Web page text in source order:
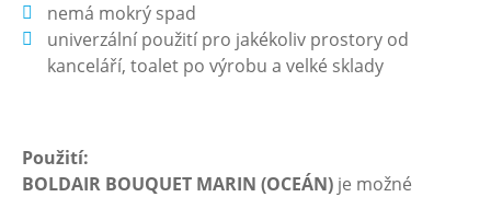
nemá mokrý spad
univerzální použití pro jakékoliv prostory od
kanceláří, toalet po výrobu a velké sklady
Použití:
BOLDAIR BOUQUET MARIN (OCEÁN) je možné